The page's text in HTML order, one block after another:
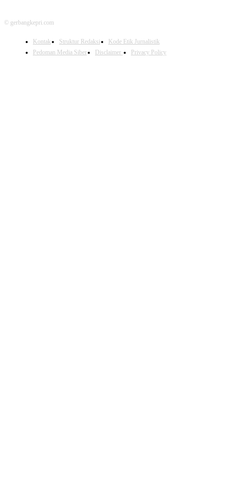
© gerbangkepri.com
Kontak Struktur Redaksi
Kode Etik Jurnalistik
Pedoman Media Siber
Disclaimer Privacy Policy